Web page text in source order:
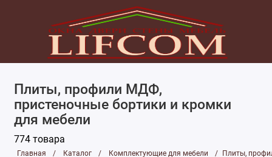
Плиты, профили МДФ,
пристеночные бортики и кромки
для мебели
774 товара
Главная Каталог Комплектующие для мебели Плиты,
Комплектующие для мебели
Комплектующие и фурнитура для дверей
Комплектующие и фурнитура для окон и
Лаки, краски, клея